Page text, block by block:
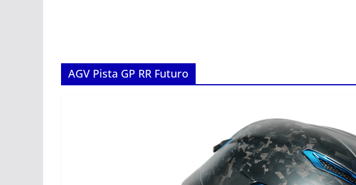
AGV Pista GP RR Futuro